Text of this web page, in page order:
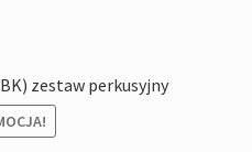
zestaw perkusyjny